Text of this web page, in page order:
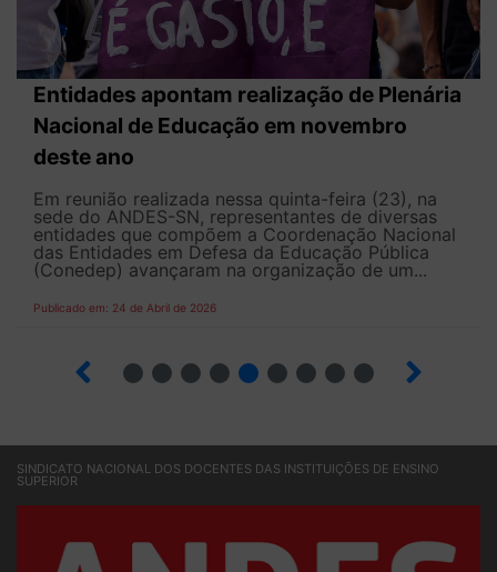
Entidades apontam realização de Plenária
Nacional de Educação em novembro
deste ano
Em reunião realizada nessa quinta-feira (23), na
sede do ANDES-SN, representantes de diversas
entidades que compõem a Coordenação Nacional
das Entidades em Defesa da Educação Pública
(Conedep) avançaram na organização de um...
Publicado em: 24 de Abril de 2026
SINDICATO NACIONAL DOS DOCENTES DAS INSTITUIÇÕES DE ENSINO
SUPERIOR